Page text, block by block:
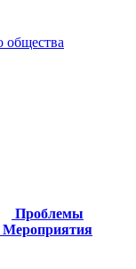
Проблемы
Мероприятия